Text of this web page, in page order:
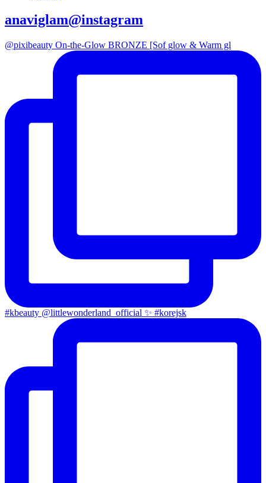
anaviglam@instagram
@pixibeauty On-the-Glow BRONZE [Sof glow & Warm gl
#kbeauty @littlewonderland_official ✨ #korejsk